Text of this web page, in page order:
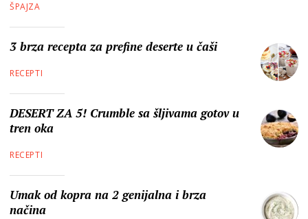
ŠPAJZA
3 brza recepta za prefine deserte u čaši
RECEPTI
DESERT ZA 5! Crumble sa šljivama gotov u
tren oka
RECEPTI
Umak od kopra na 2 genijalna i brza
načina